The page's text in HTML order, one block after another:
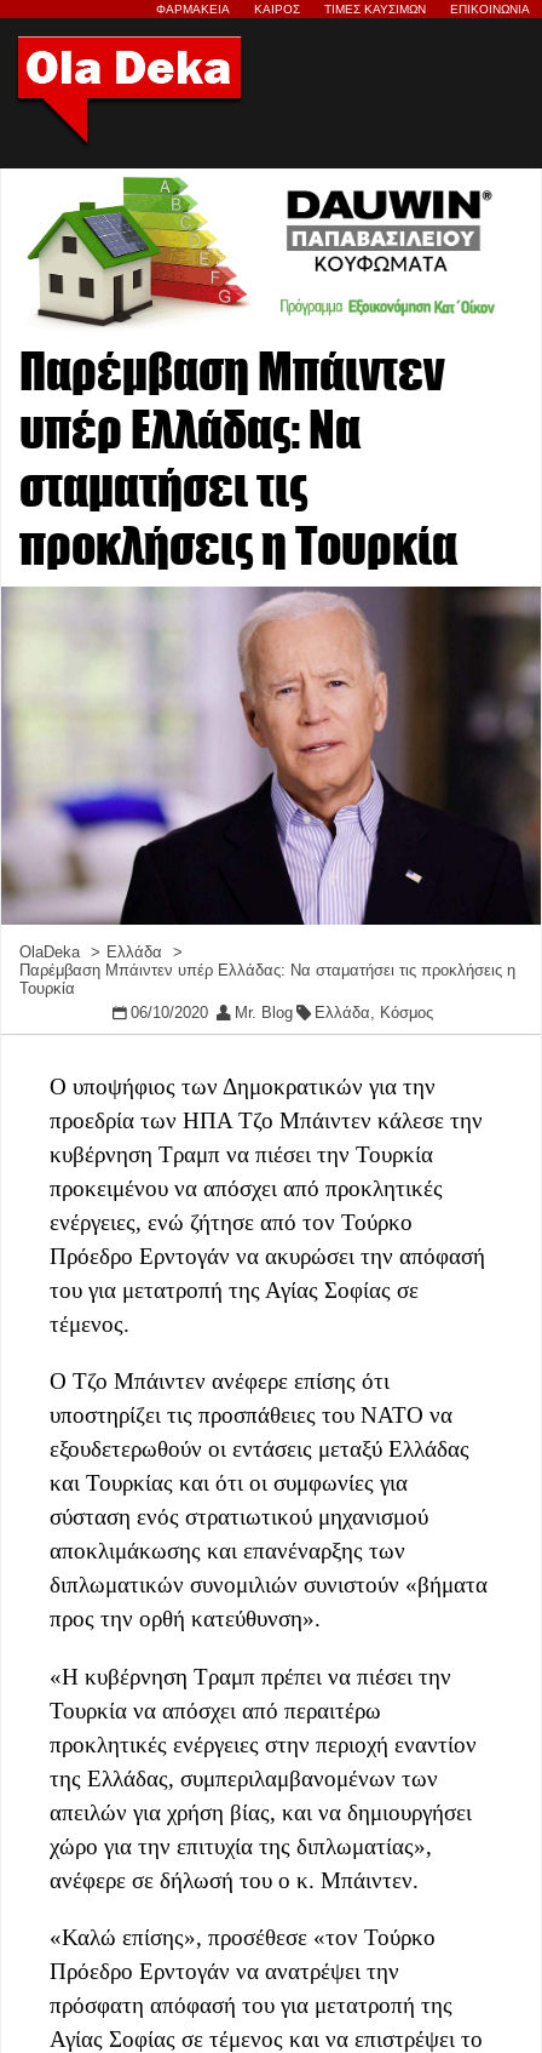
ΦΑΡΜΑΚΕΙΑ ΚΑΙΡΟΣ ΤΙΜΕΣ ΚΑΥΣΙΜΩΝ ΕΠΙΚΟΙΝΩΝΙΑ
Παρέμβαση Μπάιντεν
υπέρ Ελλάδας: Να
σταματήσει τις
προκλήσεις η Τουρκία
OlaDeka
Ελλάδα
Παρέμβαση Μπάιντεν υπέρ Ελλάδας: Να σταματήσει τις προκλήσεις η
Τουρκία
06/10/2020
Mr. Blog Ελλάδα, Κόσμος
Ο υποψήφιος των Δημοκρατικών για την
προεδρία των ΗΠΑ Τζο Μπάιντεν κάλεσε την
κυβέρνηση Τραμπ να πιέσει την Τουρκία
προκειμένου να απόσχει από προκλητικές
ενέργειες, ενώ ζήτησε από τον Τούρκο
Πρόεδρο Ερντογάν να ακυρώσει την απόφασή
του για μετατροπή της Αγίας Σοφίας σε
τέμενος.
Ο Τζο Μπάιντεν ανέφερε επίσης ότι
υποστηρίζει τις προσπάθειες του ΝΑΤΟ να
εξουδετερωθούν οι εντάσεις μεταξύ Ελλάδας
και Τουρκίας και ότι οι συμφωνίες για
σύσταση ενός στρατιωτικού μηχανισμού
αποκλιμάκωσης και επανέναρξης των
διπλωματικών συνομιλιών συνιστούν «βήματα
προς την ορθή κατεύθυνση».
«Η κυβέρνηση Τραμπ πρέπει να πιέσει την
Τουρκία να απόσχει από περαιτέρω
προκλητικές ενέργειες στην περιοχή εναντίον
της Ελλάδας, συμπεριλαμβανομένων των
απειλών για χρήση βίας, και να δημιουργήσει
χώρο για την επιτυχία της διπλωματίας»,
ανέφερε σε δήλωσή του ο κ. Μπάιντεν.
«Καλώ επίσης», προσέθεσε «τον Τούρκο
Πρόεδρο Ερντογάν να ανατρέψει την
πρόσφατη απόφασή του για μετατροπή της
Αγίας Σοφίας σε τέμενος και να επιστρέψει το